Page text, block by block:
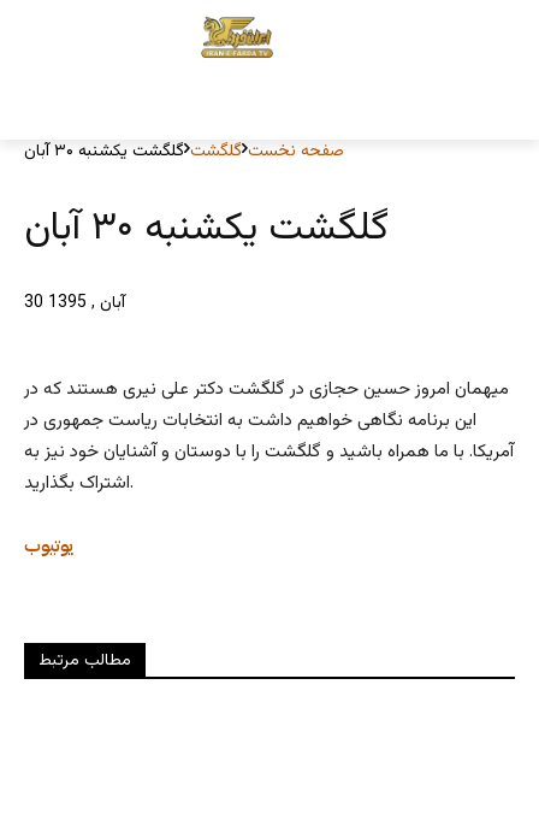
صفحه نخست گلگشت گلگشت یکشنبه ۳۰ آبان
گلگشت یکشنبه ۳۰ آبان
30 آبان , 1395
میهمان امروز حسین حجازی در گلگشت دکتر علی نیری هستند که در
این برنامه نگاهی خواهیم داشت به انتخابات ریاست جمهوری در
آمریکا. با ما همراه باشید و گلگشت را با دوستان و آشنایان خود نیز به
اشتراک بگذارید.
یوتیوب
مطالب مرتبط